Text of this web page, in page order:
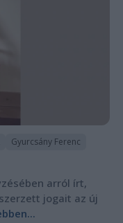
Gyurcsány Ferenc
arról írt,
jogait az új